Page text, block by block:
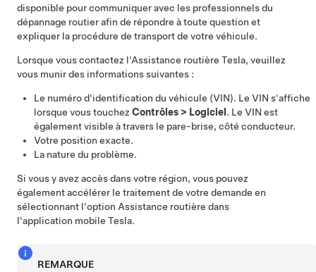
disponible pour communiquer avec les professionnels du
dépannage routier afin de répondre à toute question et
expliquer la procédure de transport de votre véhicule.
Lorsque vous contactez l'Assistance routière Tesla, veuillez
vous munir des informations suivantes :
Le numéro d'identification du véhicule (VIN). Le VIN s'affiche
lorsque vous touchez Contrôles > Logiciel . Le VIN est
également visible à travers le pare-brise, côté conducteur.
Votre position exacte.
La nature du problème.
Si vous y avez accès dans votre région, vous pouvez
également accélérer le traitement de votre demande en
sélectionnant l'option Assistance routière dans
l'application mobile Tesla.
REMARQUE